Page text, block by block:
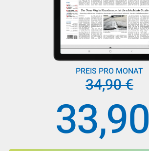
PREIS PRO MONAT
34,90 €
33,90